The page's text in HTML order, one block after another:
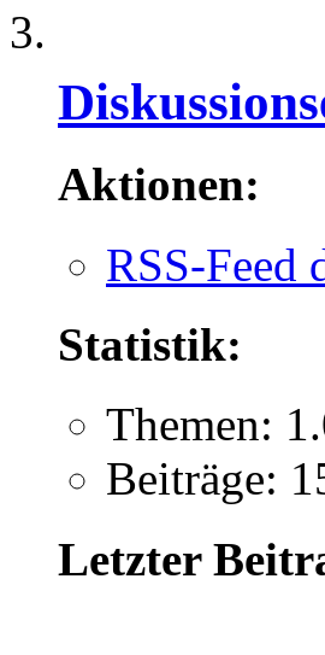
Aktionen:
RSS-Feed
Statistik:
Themen:
Beiträge:
Letzter